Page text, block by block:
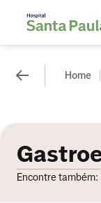
Home
Encontre